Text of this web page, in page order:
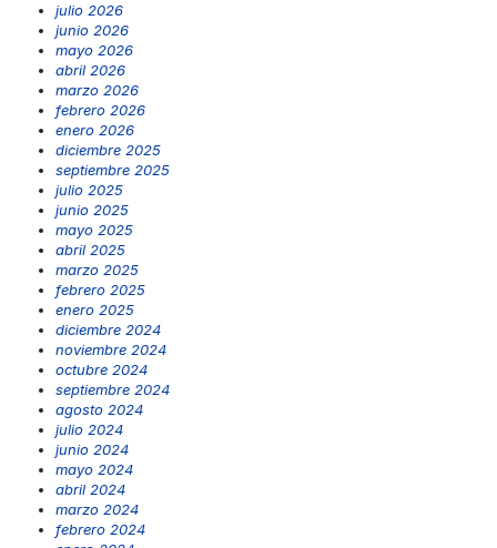
julio 2026
junio 2026
mayo 2026
abril 2026
marzo 2026
febrero 2026
enero 2026
diciembre 2025
septiembre 2025
julio 2025
junio 2025
mayo 2025
abril 2025
marzo 2025
febrero 2025
enero 2025
diciembre 2024
noviembre 2024
octubre 2024
septiembre 2024
agosto 2024
julio 2024
junio 2024
mayo 2024
abril 2024
marzo 2024
febrero 2024